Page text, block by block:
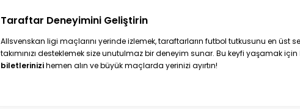
Taraftar Deneyimini Geliştirin
Allsvenskan ligi maçlarını yerinde izlemek, taraftarların futbol tutkusunu en üst
takımınızı desteklemek size unutulmaz bir deneyim sunar. Bu keyfi yaşamak için
biletlerinizihemen alın ve büyük maçlarda yerinizi ayırtın!